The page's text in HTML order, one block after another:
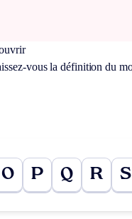
vous la définition du
O P Q R S